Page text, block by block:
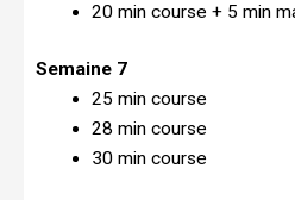
20 min course + 5 min
Semaine 7
25 min course
28 min course
30 min course